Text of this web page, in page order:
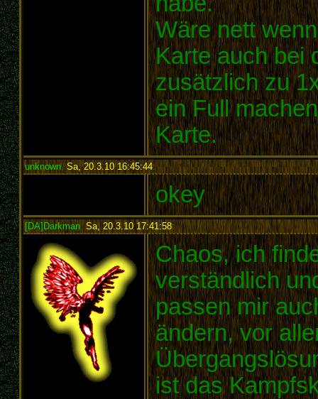
Wäre nett
Karte auch bei
zusätzlich zu
ein Full
Karte.
unknown, Sa, 20.3.10 16:45:44:
okey
[DA]Darkman, Sa, 20.3.10 17:41:58:
Chaos, ich
verständlich
passen mir
ändern, vor
ist das